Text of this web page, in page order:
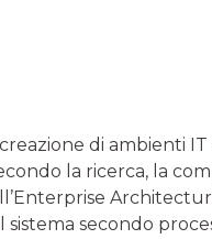
di ambienti
la ricerca, la
secondo